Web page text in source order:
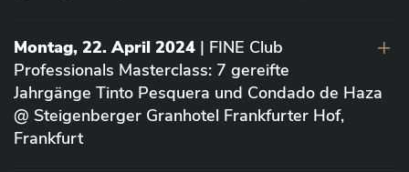
Montag, 22. April 2024 | FINE Club
Professionals Masterclass: 7 gereifte
Jahrgänge Tinto Pesquera und Condado de Haza
@ Steigenberger Granhotel Frankfurter Hof,
Frankfurt